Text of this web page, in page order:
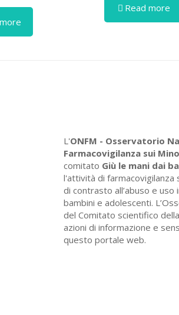
Read more
L'ONFM - Osservatorio
Farmacovigilanza sui
comitato Giù le mani dai
l'attività di farmacovigilanza
di contrasto all’abuso e
bambini e adolescenti.
del Comitato scientifico
azioni di informazione e
questo portale web.